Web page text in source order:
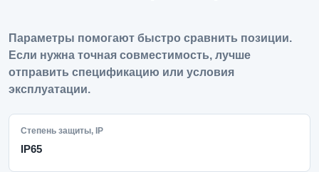
Параметры помогают быстро сравнить позиции.
Если нужна точная совместимость, лучше
отправить спецификацию или условия
эксплуатации.
Степень защиты, IP
IP65